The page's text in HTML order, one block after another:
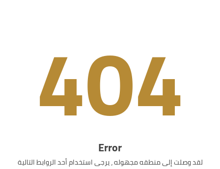
404
Error
لقد وصلت إلى منطقه مجهوله ، يرجى استخدام أحد الروابط التالية